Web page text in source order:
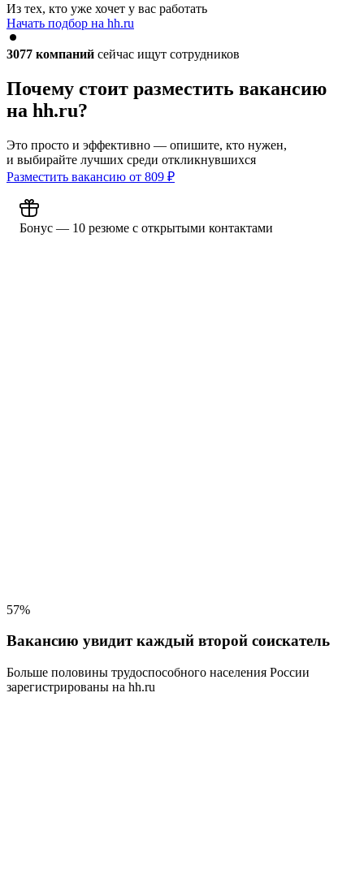
Из тех, кто уже хочет у вас работать
Начать подбор на hh.ru
3077 компаний сейчас ищут сотрудников
Почему стоит разместить вакансию
на hh.ru?
Это просто и эффективно — опишите, кто нужен,
и выбирайте лучших среди откликнувшихся
Разместить вакансию от 809 ₽
Бонус — 10 резюме с открытыми контактами
57%
Вакансию увидит каждый второй соискатель
Больше половины трудоспособного населения России
зарегистрированы на hh.ru